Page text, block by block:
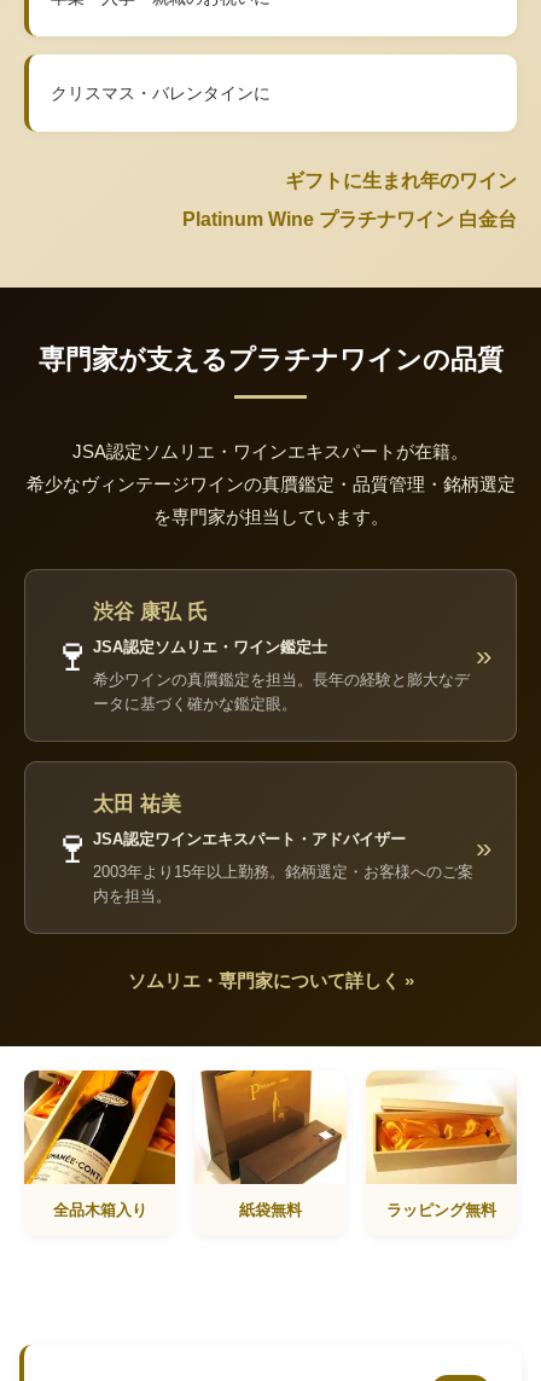
クリスマス・バレンタインに
ギフトに生まれ年のワイン
Platinum Wine プラチナワイン 白金台
専門家が支えるプラチナワインの品質
JSA認定ソムリエ・ワインエキスパートが在籍。
希少なヴィンテージワインの真贋鑑定・品質管理・銘柄選定
を専門家が担当しています。
🍷
渋谷 康弘 氏
JSA認定ソムリエ・ワイン鑑定士
希少ワインの真贋鑑定を担当。長年の経験と膨大なデ
ータに基づく確かな鑑定眼。
»
🍷
太田 祐美
JSA認定ワインエキスパート・アドバイザー
2003年より15年以上勤務。銘柄選定・お客様へのご案
内を担当。
»
ソムリエ・専門家について詳しく »
全品木箱入り 紙袋無料 ラッピング無料